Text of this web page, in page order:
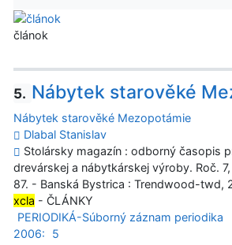
článok
5. Nábytek starověké
Nábytek starověké Mezopotámie
Dlabal Stanislav
Stolársky magazín : odborný časopis
drevárskej a nábytkárskej výroby. Roč.
87. - Banská Bystrica : Trendwood-twd,
xcla - ČLÁNKY
PERIODIKÁ-Súborný záznam periodika
2006:
5